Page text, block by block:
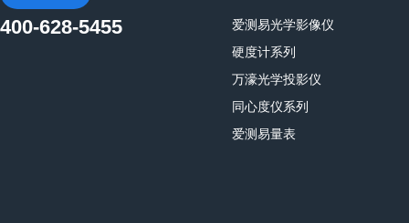
400-628-5455
爱测易光学影像仪
硬度计系列
万濠光学投影仪
同心度仪系列
爱测易量表